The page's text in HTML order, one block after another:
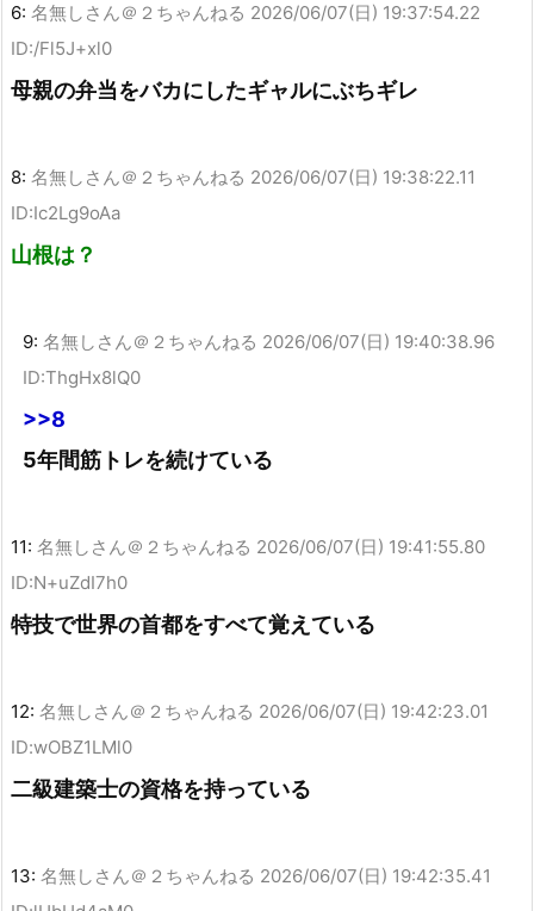
6: 名無しさん＠２ちゃんねる 2026/06/07(日) 19:37:54.22
ID:/Fl5J+xl0
母親の弁当をバカにしたギャルにぶちギレ
8: 名無しさん＠２ちゃんねる 2026/06/07(日) 19:38:22.11
ID:Ic2Lg9oAa
山根は？
9: 名無しさん＠２ちゃんねる 2026/06/07(日) 19:40:38.96
ID:ThgHx8lQ0
>>8
5年間筋トレを続けている
11: 名無しさん＠２ちゃんねる 2026/06/07(日) 19:41:55.80
ID:N+uZdI7h0
特技で世界の首都をすべて覚えている
12: 名無しさん＠２ちゃんねる 2026/06/07(日) 19:42:23.01
ID:wOBZ1LMl0
二級建築士の資格を持っている
13: 名無しさん＠２ちゃんねる 2026/06/07(日) 19:42:35.41